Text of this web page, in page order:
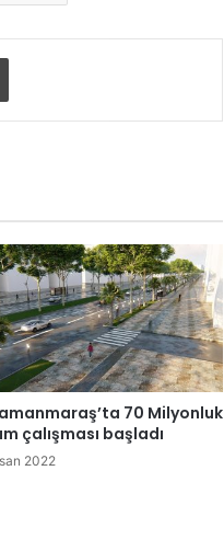
Yazdır
70 Milyonluk
çalışması başladı
2022